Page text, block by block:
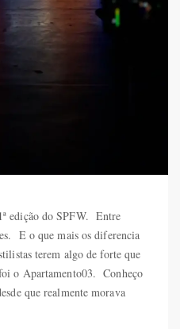
edição do SPFW. Entre
E o que mais os diferencia
terem algo de forte que
o Apartamento03. Conheço
que realmente morava